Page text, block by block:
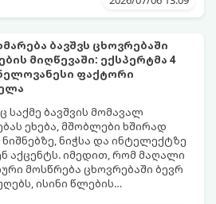
მოთხოვნები
განცდა შიგნიდან ფიტავს
და ართმევს მას აწმყოთი
უნარს.
თუ საზოგადოებრივი მორალური
თუმცა, როდესაც ეს ემოცია
ფორმას იღებს, ის ნევროზულ,
სინდრომად იქცევა.
პრაქტიკულ, ფსიქოლოგიურ
თუ როგორ დაამუშაოთ
შეცდომები და
ამ მძიმე ტვირთისგან:
ბავშვს ცხოვრებაში
მიღწევაში: ექსპერტმა 4
ფაქტორი
საქმე ბავშვის მომავალ
ეხება, მშობლები ხშირად
ნიჭსა და ინტელექტზე
აქცენტს. იმედით, რომ მაღალი
მოსწრება ცხოვრებაში ბევრ
ისინი წლების